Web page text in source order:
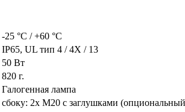
-25 °C / +60 °C
IP65, UL тип 4 / 4X / 13
50 Вт
820 г.
Галогенная лампа
сбоку: 2x M20 с заглушками